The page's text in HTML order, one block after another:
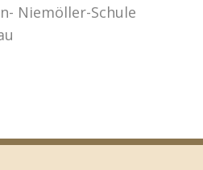
Niemöller-Schule